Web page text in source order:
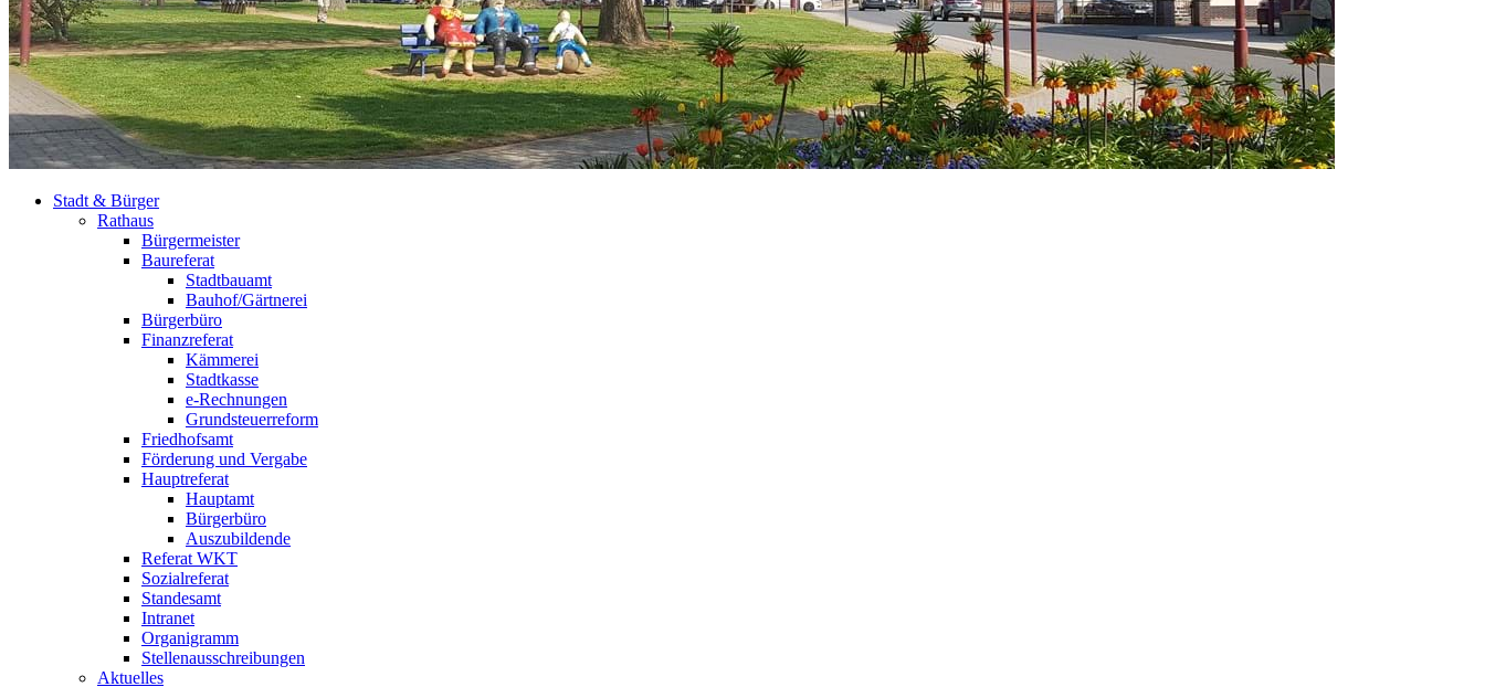
Stadt & Bürger
Rathaus
Bürgermeister
Baureferat
Stadtbauamt
Bauhof/Gärtnerei
Bürgerbüro
Finanzreferat
Kämmerei
Stadtkasse
e-Rechnungen
Grundsteuerreform
Friedhofsamt
Förderung und Vergabe
Hauptreferat
Hauptamt
Bürgerbüro
Auszubildende
Referat WKT
Sozialreferat
Standesamt
Intranet
Organigramm
Stellenausschreibungen
Aktuelles